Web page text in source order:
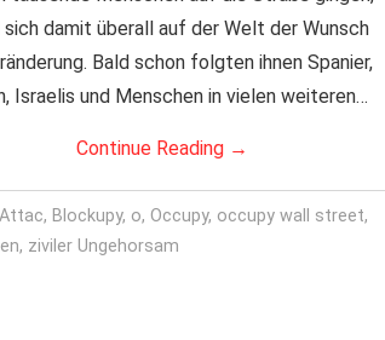
sich damit überall auf der Welt der Wunsch
Bald schon folgten ihnen Spanier,
Israelis und Menschen in vielen weiteren…
Continue Reading →
Attac, Blockupy, o, Occupy, occupy wall street,
, ziviler Ungehorsam